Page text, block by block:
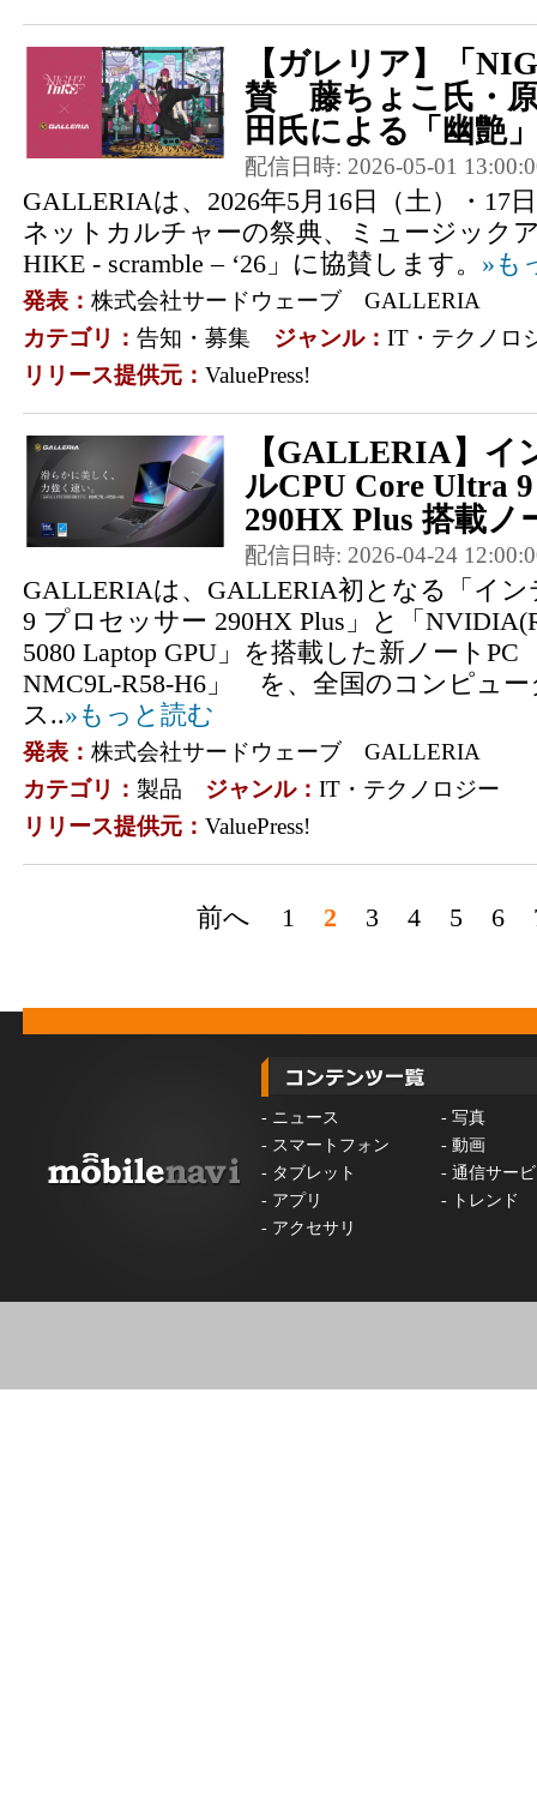
【ガレリア】「
賛 藤ちょこ氏・
田氏による「幽艶
配信日時: 2026-05-01
GALLERIAは、2026年5月16日（土）・17
ネットカルチャーの祭典、ミュージック
HIKE - scramble – ‘26」に協賛します。 »も
発表： 株式会社サードウェーブ GALLERIA
カテゴリ： 告知・募集 ジャンル： IT・テクノロ
リリース提供元： ValuePress!
【GALLERIA】イ
ルCPU Core Ultra
290HX Plus 搭載ノ
配信日時: 2026-04-24
GALLERIAは、GALLERIA初となる「イン
9 プロセッサー 290HX Plus」と「
5080 Laptop GPU」を搭載した新ノート
NMC9L-R58-H6」 を、全国のコンピュ
ス..»もっと読む
発表： 株式会社サードウェーブ GALLERIA
カテゴリ： 製品 ジャンル： IT・テクノロジー
リリース提供元： ValuePress!
前へ 1 2 3 4 5 6
- ニュース - 写真
- スマートフォン - 動画
- タブレット - 通信サー
- アプリ -
トレンド
- アクセサリ